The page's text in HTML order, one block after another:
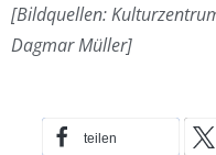
[Bildquellen:
Dagmar Müller]
teilen